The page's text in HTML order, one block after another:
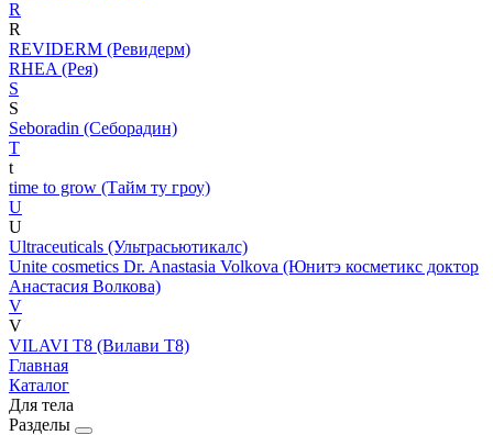
R
R
REVIDERM (Ревидерм)
RHEA (Рея)
S
S
Seboradin (Себорадин)
T
t
time to grow (Тайм ту гроу)
U
U
Ultraceuticals (Ультрасьютикалс)
Unite cosmetics Dr. Anastasia Volkova (Юнитэ косметикс доктор
Анастасия Волкова)
V
V
VILAVI T8 (Вилави Т8)
Главная
Каталог
Для тела
Разделы